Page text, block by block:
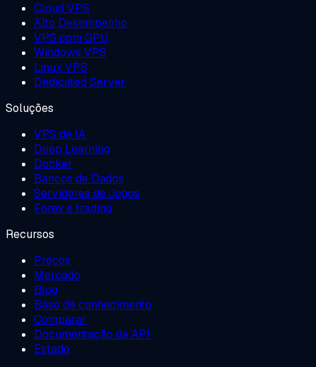
Cloud VPS
Alto Desempenho
VPS com GPU
Windows VPS
Linux VPS
Dedicated Server
Soluções
VPS de IA
Deep Learning
Docker
Bancos de Dados
Servidores de Jogos
Forex e trading
Recursos
Preços
Mercado
Blog
Base de conhecimento
Comparar
Documentação da API
Estado